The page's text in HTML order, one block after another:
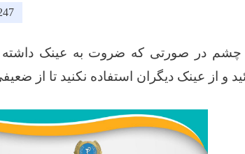
چشم در صورتی که ضروت به عینک
و از عینک دیگران استفاده نکنید تا از